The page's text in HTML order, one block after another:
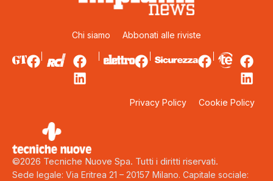
Chi siamo Abbonati alle riviste
Privacy Policy Cookie Policy
©2026 Tecniche Nuove Spa. Tutti i diritti riservati.
Sede legale: Via Eritrea 21 – 20157 Milano. Capitale sociale: